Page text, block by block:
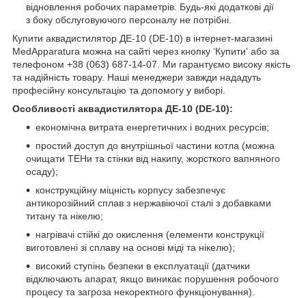
відновлення робочих параметрів. Будь-які додаткові дії
з боку обслуговуючого персоналу не потрібні.
Купити аквадистилятор ДЕ-10 (DE-10) в інтернет-магазині
MedApparatura можна на сайті через кнопку ‘Купитиʼ або за
телефоном +38 (063) 687-14-07. Ми гарантуємо високу якість
та надійність товару. Наші менеджери завжди нададуть
професійну консультацію та допомогу у виборі.
Особливості аквадистилятора ДЕ-10 (DE-10):
економічна витрата енергетичних і водних ресурсів;
простий доступ до внутрішньої частини котла (можна
очищати ТЕНи та стінки від накипу, жорсткого вапняного
осаду);
конструкційну міцність корпусу забезпечує
антикорозійний сплав з нержавіючої сталі з добавками
титану та нікелю;
нагрівачі стійкі до окислення (елементи конструкції
виготовлені зі сплаву на основі міді та нікелю);
високий ступінь безпеки в експлуатації (датчики
відключають апарат, якщо виникає порушення робочого
процесу та загроза некоректного функціонування).